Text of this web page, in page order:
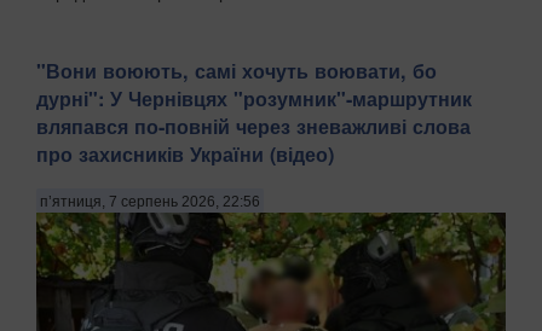
​"Вони воюють, самі хочуть воювати, бо
дурні": У Чернівцях "розумник"-маршрутник
вляпався по-повній через зневажливі слова
про захисників України (відео)
п’ятниця, 7 серпень 2026, 22:56